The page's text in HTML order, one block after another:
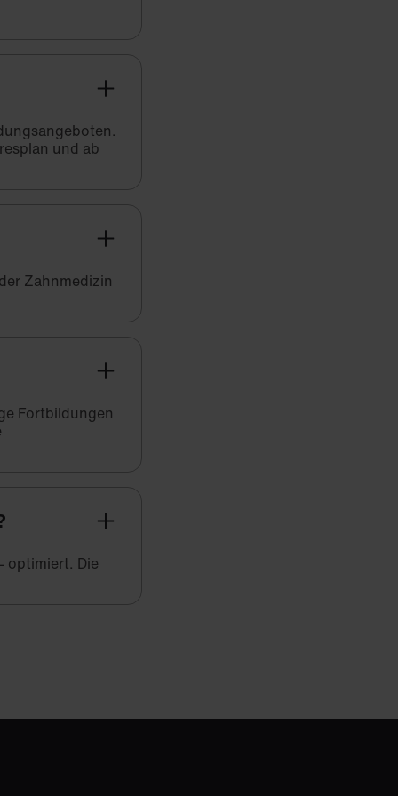
und ab
Zahnmedizin
Fortbildungen
optimiert. Die